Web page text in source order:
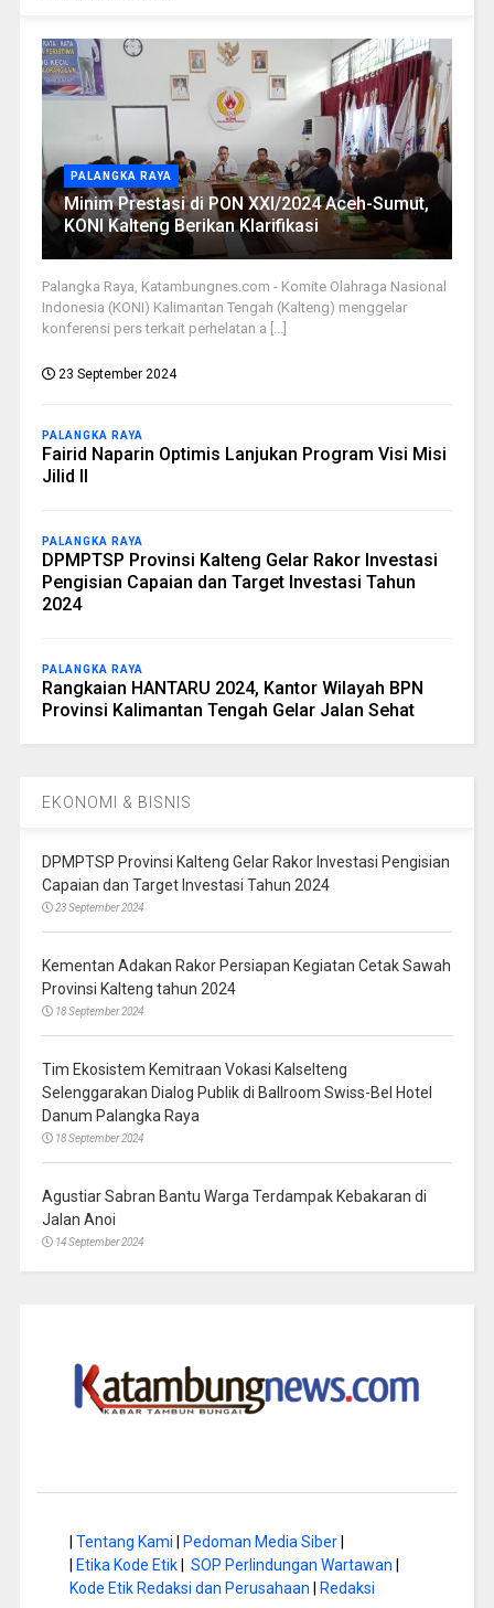
PALANGKA RAYA
Minim Prestasi di PON XXI/2024 Aceh-Sumut,
KONI Kalteng Berikan Klarifikasi
Palangka Raya, Katambungnes.com - Komite Olahraga Nasional
Indonesia (KONI) Kalimantan Tengah (Kalteng) menggelar
konferensi pers terkait perhelatan a [...]
23 September 2024
PALANGKA RAYA
Fairid Naparin Optimis Lanjukan Program Visi Misi
Jilid II
PALANGKA RAYA
DPMPTSP Provinsi Kalteng Gelar Rakor Investasi
Pengisian Capaian dan Target Investasi Tahun
2024
PALANGKA RAYA
Rangkaian HANTARU 2024, Kantor Wilayah BPN
Provinsi Kalimantan Tengah Gelar Jalan Sehat
EKONOMI & BISNIS
DPMPTSP Provinsi Kalteng Gelar Rakor Investasi Pengisian
Capaian dan Target Investasi Tahun 2024
23 September 2024
Kementan Adakan Rakor Persiapan Kegiatan Cetak Sawah
Provinsi Kalteng tahun 2024
18 September 2024
Tim Ekosistem Kemitraan Vokasi Kalselteng
Selenggarakan Dialog Publik di Ballroom Swiss-Bel Hotel
Danum Palangka Raya
18 September 2024
Agustiar Sabran Bantu Warga Terdampak Kebakaran di
Jalan Anoi
14 September 2024
Tentang Kami Pedoman Media Siber|
Etika Kode Etik| SOP Perlindungan Wartawan
Kode Etik Redaksi dan Perusahaan
Redaksi